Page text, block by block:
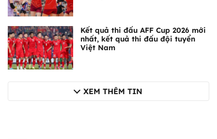
Kết quả thi đấu AFF Cup 2026 mới
nhất, kết quả thi đấu đội tuyển
Việt Nam
XEM THÊM TIN